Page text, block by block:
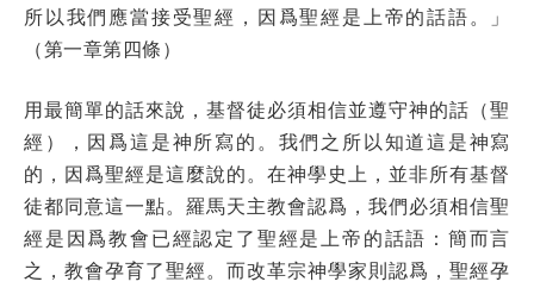
所以我們應當接受聖經，因爲聖經是上帝的話語。」
（第一章第四條）
用最簡單的話來說，基督徒必須相信並遵守神的話（聖
經），因爲這是神所寫的。我們之所以知道這是神寫
的，因爲聖經是這麼說的。在神學史上，並非所有基督
徒都同意這一點。羅馬天主教會認爲，我們必須相信聖
經是因爲教會已經認定了聖經是上帝的話語：簡而言
之，教會孕育了聖經。而改革宗神學家則認爲，聖經孕